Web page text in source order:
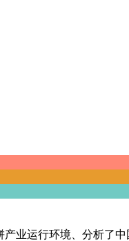
业运行环境、分析了